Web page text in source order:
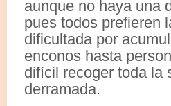
aunque no haya una
pues todos prefieren
dificultada por
enconos hasta
difícil recoger toda la
derramada.